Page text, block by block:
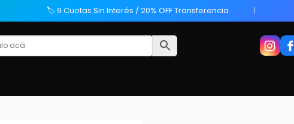
🏷️ 9 Cuotas Sin Interés / 20% OFF Transferencia